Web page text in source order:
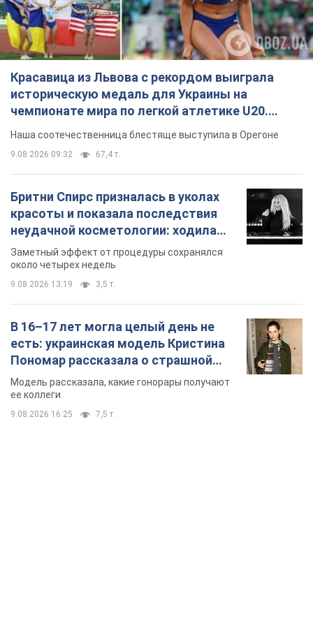
Красавица из Львова с рекордом выиграла
историческую медаль для Украины на
чемпионате мира по легкой атлетике U20.
Видео
Наша соотечественница блестяще выступила в Орегоне
9.08.2026 09:32 67,4 т.
Бритни Спирс призналась в уколах
красоты и показала последствия
неудачной косметологии: ходила
так почти месяц
Заметный эффект от процедуры сохранялся
около четырех недель
9.08.2026 13:19 3,5 т.
В 16–17 лет могла целый день не
есть: украинская модель Кристина
Пономар рассказала о страшной
стороне модельной карьеры
Модель рассказала, какие гонорары получают
ее коллеги
9.08.2026 16:25 7,5 т.